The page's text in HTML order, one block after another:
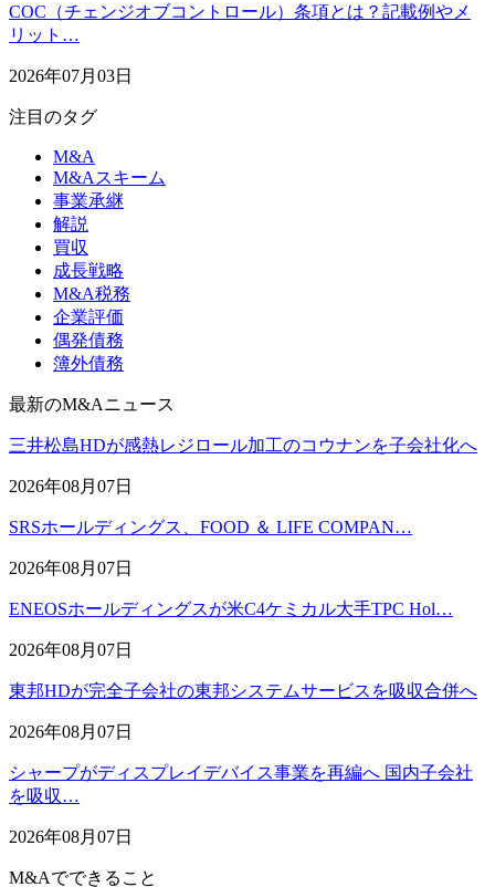
COC（チェンジオブコントロール）条項とは？記載例やメ
リット…
2026年07月03日
注目のタグ
M&A
M&Aスキーム
事業承継
解説
買収
成長戦略
M&A税務
企業評価
偶発債務
簿外債務
最新のM&Aニュース
三井松島HDが感熱レジロール加工のコウナンを子会社化へ
2026年08月07日
SRSホールディングス、FOOD ＆ LIFE COMPAN…
2026年08月07日
ENEOSホールディングスが米C4ケミカル大手TPC Hol…
2026年08月07日
東邦HDが完全子会社の東邦システムサービスを吸収合併へ
2026年08月07日
シャープがディスプレイデバイス事業を再編へ 国内子会社
を吸収…
2026年08月07日
M&Aでできること